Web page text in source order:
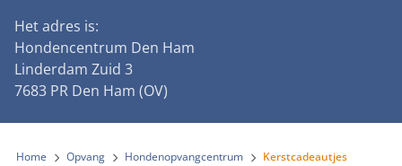
Gemeentelijk meldpunt bijtincidenten
Voldoende veilige losloopgebieden
Verbod op fokken met kortsnuitige honden
Bescherming tegen grasaren
Kom in actie
Jaarverslag
Het adres is:
Hondencentrum Den Ham
Linderdam Zuid 3
7683 PR Den Ham (OV)
Home Opvang Hondenopvangcentrum Kerstcadeautjes